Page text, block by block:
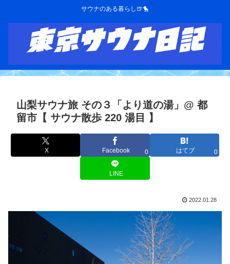
サウナのある暮らし🍺🐤
山梨サウナ旅 その３「より道の湯」@ 都
留市【 サウナ散歩 220 湯目 】
X Facebook 0 はてブ 0
LINE
2022.01.28